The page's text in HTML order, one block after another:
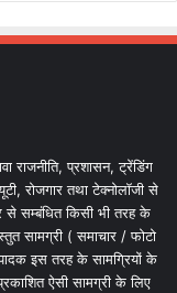
राजनीति, प्रशासन, ट्रेंडिंग
रोजगार तथा टेक्नोलॉजी से
सम्बंधित किसी भी तरह के
सामग्री ( समाचार / फोटो
इस तरह के सामग्रियों के
ऐसी सामग्री के लिए